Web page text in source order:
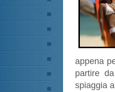
appena
partire
spiaggia